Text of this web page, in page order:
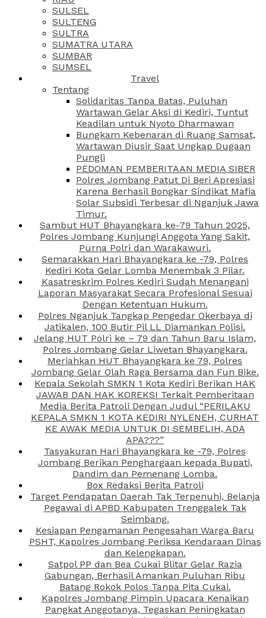
SULSEL
SULTENG
SULTRA
SUMATRA UTARA
SUMBAR
SUMSEL
Travel
Tentang
Solidaritas Tanpa Batas, Puluhan
Wartawan Gelar Aksi di Kediri, Tuntut
Keadilan untuk Nyoto Dharmawan
Bungkam Kebenaran di Ruang Samsat,
Wartawan Diusir Saat Ungkap Dugaan
Pungli
PEDOMAN PEMBERITAAN MEDIA SIBER
Polres Jombang Patut Di Beri Apresiasi
Karena Berhasil Bongkar Sindikat Mafia
Solar Subsidi Terbesar di Nganjuk Jawa
Timur.
Sambut HUT Bhayangkara ke-79 Tahun 2025,
Polres Jombang Kunjungi Anggota Yang Sakit,
Purna Polri dan Warakawuri.
Semarakkan Hari Bhayangkara ke -79, Polres
Kediri Kota Gelar Lomba Menembak 3 Pilar.
Kasatreskrim Polres Kediri Sudah Menangani
Laporan Masyarakat Secara Profesional Sesuai
Dengan Ketentuan Hukum.
Polres Nganjuk Tangkap Pengedar Okerbaya di
Jatikalen, 100 Butir Pil LL Diamankan Polisi.
Jelang HUT Polri ke – 79 dan Tahun Baru Islam,
Polres Jombang Gelar Liwetan Bhayangkara.
Meriahkan HUT Bhayangkara ke 79, Polres
Jombang Gelar Olah Raga Bersama dan Fun Bike.
Kepala Sekolah SMKN 1 Kota Kediri Berikan HAK
JAWAB DAN HAK KOREKSI Terkait Pemberitaan
Media Berita Patroli Dengan Judul “PERILAKU
KEPALA SMKN 1 KOTA KEDIRI NYLENEH, CURHAT
KE AWAK MEDIA UNTUK DI SEMBELIH, ADA
APA???”
Tasyakuran Hari Bhayangkara ke -79, Polres
Jombang Berikan Penghargaan kepada Bupati,
Dandim dan Pemenang Lomba.
Box Redaksi Berita Patroli
Target Pendapatan Daerah Tak Terpenuhi, Belanja
Pegawai di APBD Kabupaten Trenggalek Tak
Seimbang.
Kesiapan Pengamanan Pengesahan Warga Baru
PSHT, Kapolres Jombang Periksa Kendaraan Dinas
dan Kelengkapan.
Satpol PP dan Bea Cukai Blitar Gelar Razia
Gabungan, Berhasil Amankan Puluhan Ribu
Batang Rokok Polos Tanpa Pita Cukai.
Kapolres Jombang Pimpin Upacara Kenaikan
Pangkat Anggotanya, Tegaskan Peningkatan